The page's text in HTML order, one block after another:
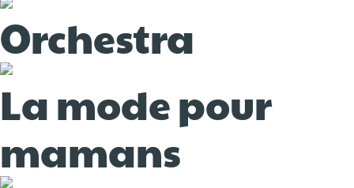
Orchestra
La mode pour
mamans